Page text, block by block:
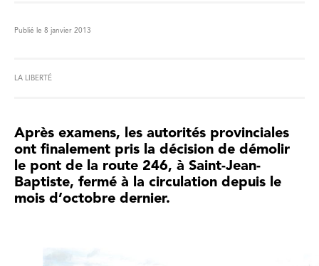
Publié le 8 janvier 2013
LA LIBERTÉ
Après examens, les autorités provinciales
ont finalement pris la décision de démolir
le pont de la route 246, à Saint-Jean-
Baptiste, fermé à la circulation depuis le
mois d’octobre dernier.